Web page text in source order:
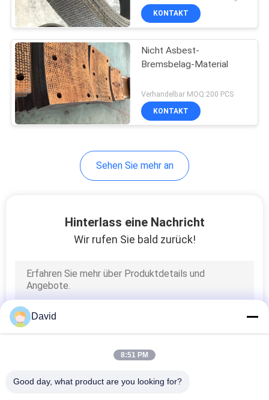
KONTAKT
Nicht Asbest-
Bremsbelag-Material
Verhandelbar MOQ:200 PCS
KONTAKT
Sehen Sie mehr an
Hinterlass eine Nachricht
Wir rufen Sie bald zurück!
David
8:51 PM
Good day, what product are you looking for?